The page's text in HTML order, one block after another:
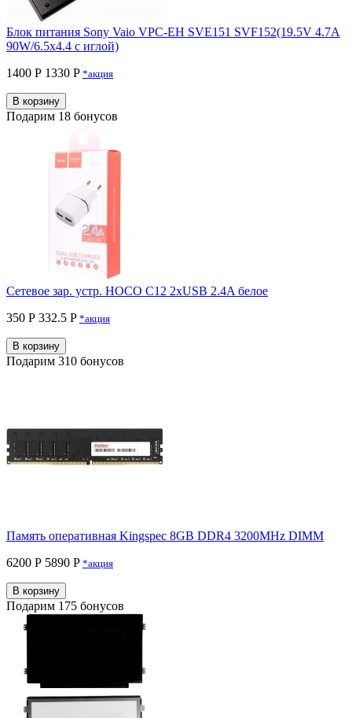
Блок питания Sony Vaio VPC-EH SVE151 SVF152(19.5V 4.7A
90W/6.5x4.4 с иглой)
1400 Р 1330 P *акция
В корзину
Подарим 18 бонусов
Сетевое зар. устр. HOCO C12 2xUSB 2.4A белое
350 Р 332.5 P *акция
В корзину
Подарим 310 бонусов
Память оперативная Kingspec 8GB DDR4 3200MHz DIMM
6200 Р 5890 P *акция
В корзину
Подарим 175 бонусов